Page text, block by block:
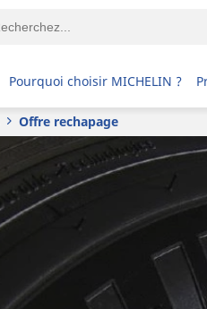
Pourquoi choisir MICHELIN ?
Offre rechapage